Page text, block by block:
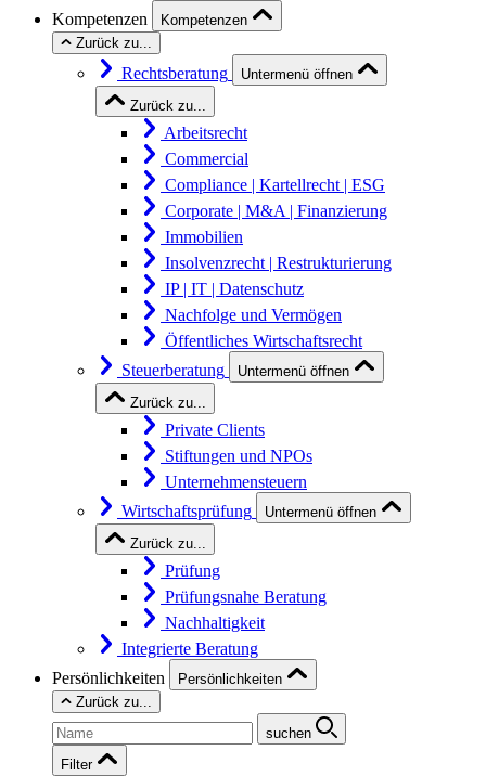
Kompetenzen
Kompetenzen
Zurück zu...
Rechtsberatung
Untermenü öffnen
Zurück zu...
Arbeitsrecht
Commercial
Compliance | Kartellrecht | ESG
Corporate | M&A | Finanzierung
Immobilien
Insolvenzrecht | Restrukturierung
IP | IT | Datenschutz
Nachfolge und Vermögen
Öffentliches Wirtschaftsrecht
Steuerberatung
Untermenü öffnen
Zurück zu...
Private Clients
Stiftungen und NPOs
Unternehmensteuern
Wirtschaftsprüfung
Untermenü öffnen
Zurück zu...
Prüfung
Prüfungsnahe Beratung
Nachhaltigkeit
Integrierte Beratung
Persönlichkeiten
Persönlichkeiten
Zurück zu...
suchen
Filter